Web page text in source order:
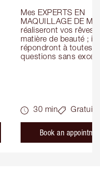
Mes EXPERTS EN
MAQUILLAGE DE
réaliseront vos rêves
matière de beauté ; ils
répondront à toutes
questions sans
30 min Gratuit
Book an